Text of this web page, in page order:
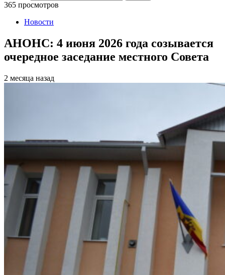
365 просмотров
Новости
АНОНС: 4 июня 2026 года созывается
очередное заседание местного Совета
2 месяца назад